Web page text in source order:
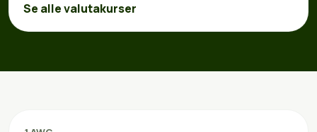
Se alle valutakurser